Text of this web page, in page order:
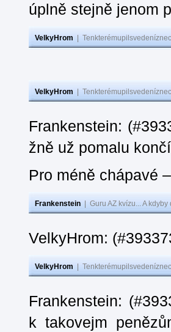
úplně stejně jenom
VelkyHrom
VelkyHrom
Frankenstein:
žně už pomalu
Pro méně chápavé
Frankenstein Guru AZ kvízu... A
VelkyHrom:
VelkyHrom
Frankenstein:
k takovejm